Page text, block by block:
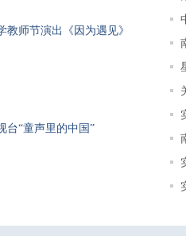
教师节演出《因为遇见》
台“童声里的中国”